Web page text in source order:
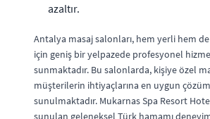
azaltır.
Antalya masaj salonları, hem yerli hem
için geniş bir yelpazede profesyonel
sunmaktadır. Bu salonlarda, kişiye özel
müşterilerin ihtiyaçlarına en uygun
sunulmaktadır. Mukarnas Spa Resort
sunulan geleneksel Türk hamamı